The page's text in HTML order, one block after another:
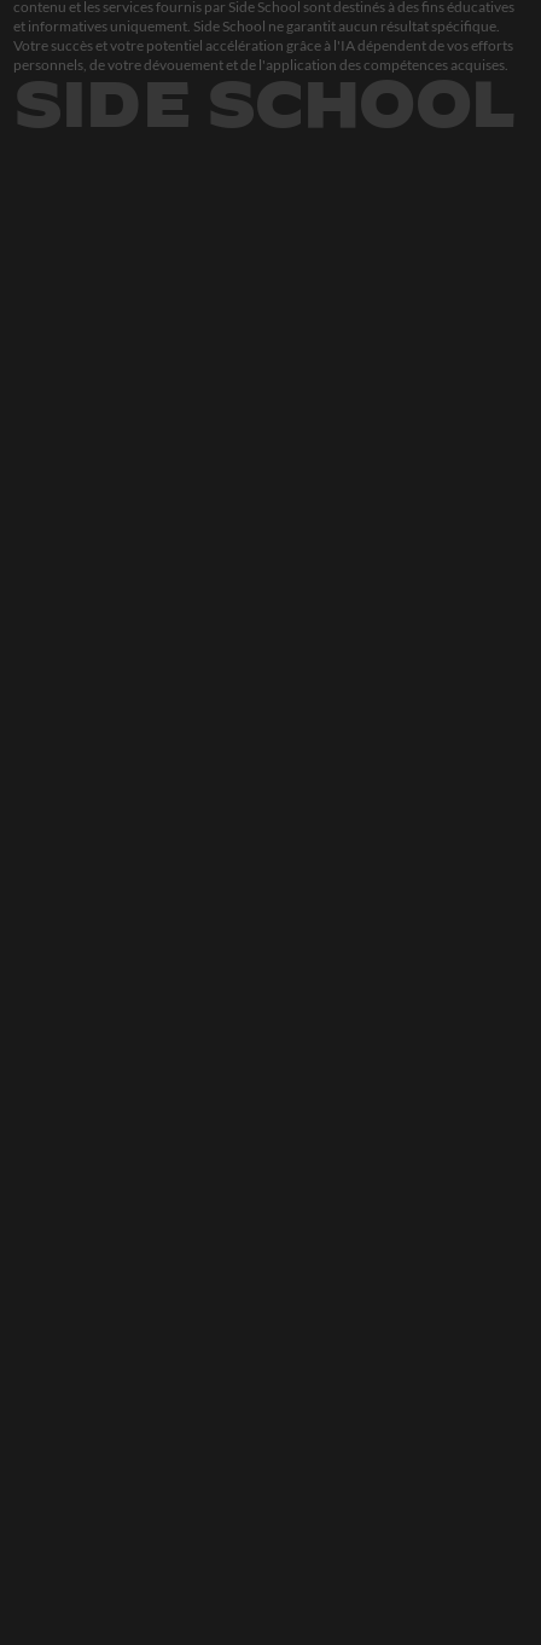
contenu et les services fournis par Side School sont destinés à des fins éducatives
et informatives uniquement. Side School ne garantit aucun résultat spécifique.
Votre succès et votre potentiel accélération grâce à l'IA dépendent de vos efforts
personnels, de votre dévouement et de l'application des compétences acquises.
SIDE SCHOOL